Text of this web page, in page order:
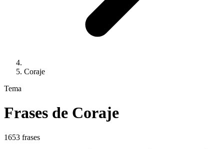
Coraje
Tema
Frases de Coraje
1653 frases